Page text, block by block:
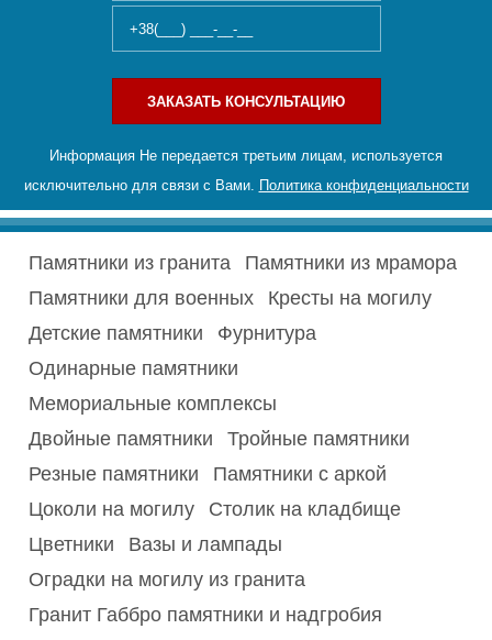
ЗАКАЗАТЬ КОНСУЛЬТАЦИЮ
Информация Не передается третьим лицам, используется
исключительно для связи с Вами. Политика конфиденциальности
Памятники из гранита
Памятники из мрамора
Памятники для военных
Кресты на могилу
Детские памятники
Фурнитура
Одинарные памятники
Мемориальные комплексы
Двойные памятники
Тройные памятники
Резные памятники
Памятники с аркой
Цоколи на могилу
Столик на кладбище
Цветники
Вазы и лампады
Оградки на могилу из гранита
Гранит Габбро памятники и надгробия